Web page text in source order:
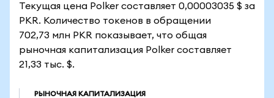
Текущая цена Polker составляет 0,00003035 $ за
PKR. Количество токенов в обращении
702,73 млн PKR показывает, что общая
рыночная капитализация Polker составляет
21,33 тыс. $.
РЫНОЧНАЯ КАПИТАЛИЗАЦИЯ